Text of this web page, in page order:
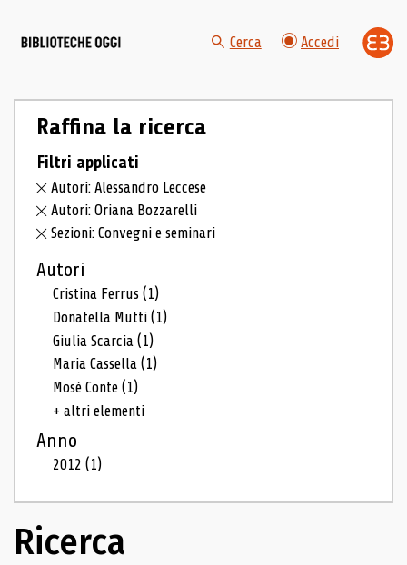
Cerca Accedi
Raffina la ricerca
Filtri applicati
Autori: Alessandro Leccese
Autori: Oriana Bozzarelli
Sezioni: Convegni e seminari
Autori
Cristina Ferrus(1)
Donatella Mutti(1)
Giulia Scarcia(1)
Maria Cassella(1)
Mosé Conte(1)
+ altri elementi
Anno
2012(1)
Ricerca